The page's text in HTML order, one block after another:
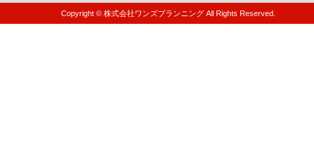
Copyright © 株式会社ワンズプランニング All Rights Reserved.